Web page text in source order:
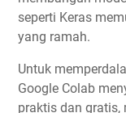
seperti Keras
yang ramah.
Untuk
Google Colab
praktis dan